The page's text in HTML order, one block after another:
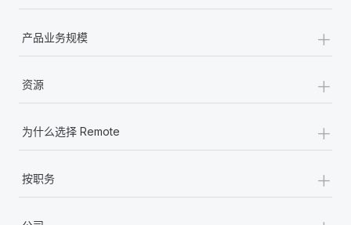
产品业务规模 +
资源 +
为什么选择 Remote +
按职务 +